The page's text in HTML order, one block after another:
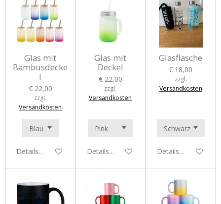
Glas mit
Bambusdecke
l
€ 22,00
zzgl.
Versandkosten
Details anzeigen
Glas mit
Deckel
€ 22,00
zzgl.
Versandkosten
Details anzeigen
Glasflasche
€ 18,00
zzgl.
Versandkosten
Details anzeigen